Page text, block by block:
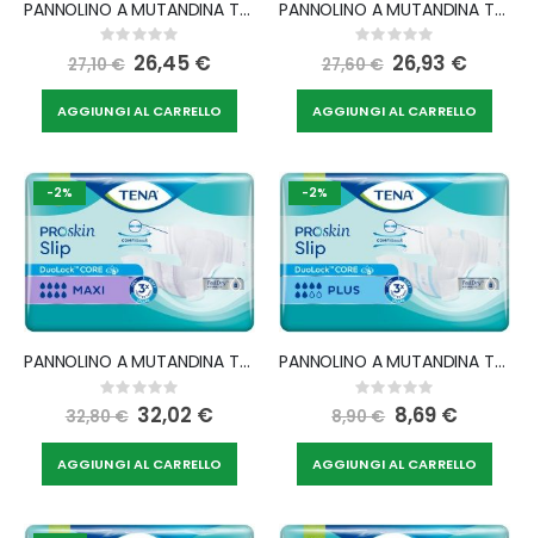
PANNOLINO A MUTANDINA TENA PROSKIN SLIP PLUS L 30 PEZZI
Rating:
0%
27,10 € Special
Price
26,45 €
AGGIUNGI AL CARRELLO
PANNOLINO A MUTANDINA TENA PROSKIN SLIP MAXI M 24 PEZZI
Rating:
0%
27,60 € Special
Price
26,93 €
AGGIUNGI AL CARRELLO
-2%
PANNOLINO A MUTANDINA TENA PROSKIN SLIP MAXI L 24 PEZZI
Rating:
0%
32,80 € Special
Price
32,02 €
AGGIUNGI AL CARRELLO
-2%
PANNOLINO A MUTANDINA TENA PROSKIN SLIP PLUS L 10 PEZZI
Rating:
0%
8,90 € Special
Price
8,69 €
AGGIUNGI AL CARRELLO